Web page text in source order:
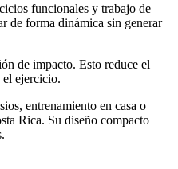
funcionales y trabajo de
de forma dinámica sin generar
de impacto. Esto reduce el
el ejercicio.
entrenamiento en casa o
Rica. Su diseño compacto